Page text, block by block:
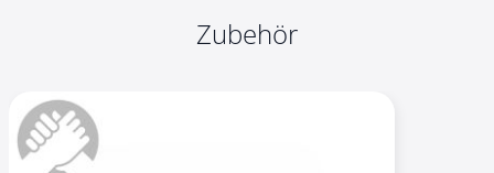
Zubehör
Navigating through the elements of the carousel is
Press to skip carousel